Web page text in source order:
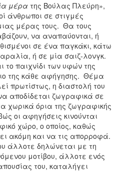
μέρα της Βούλας Πλεύρη»,
άνθρωποι σε στιγμές
μέρας τους. Θα τους
να αναπαύονται, ή
σε ένα παγκάκι, κάτω
ή σε μία σαιζ-λονγκ.
το παιχνίδι των υφών της
της κάθε αφήγησης. Θέμα
πρωτίστως, η διαστολή του
αποδίδεται ζωγραφικά σε
χωρικά όρια της ζωγραφικής
οι αφηγήσεις κινούνται
χώρο, ο οποίος, καθώς
ακόμη και να τις απορροφά.
άλλοτε δηλώνεται με τη
μοτίβου, άλλοτε ενός
του, καταλήγει